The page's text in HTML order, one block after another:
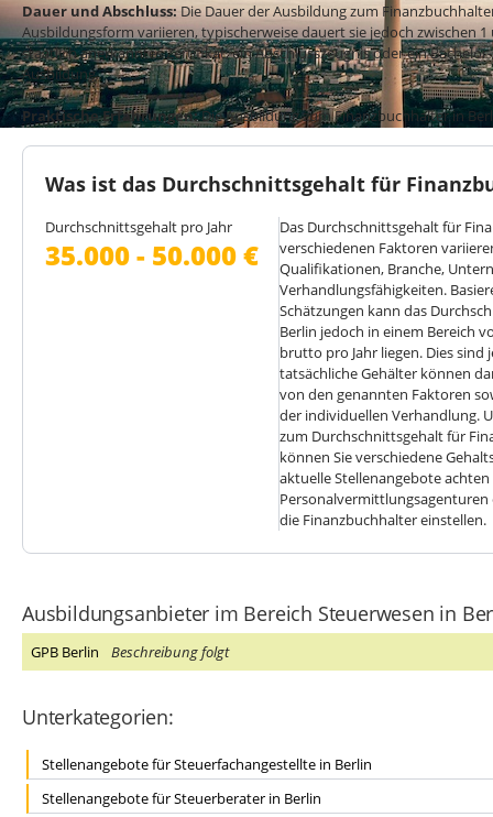
Dauer und Abschluss:Die Dauer der Ausbildung zum
Ausbildungsform variieren, typischerweise dauert sie jedoch zwischen 1
staatlich anerkanntes Zertifikat, ein Abschlusszeugnis oder ein
Ausbildung.
Praktische Erfahrungen:Die Ausbildung zum Finanzbuchhalter in
anzuwenden, sei es durch Praktika, Werkstudententätigkeiten oder
Berufsaussichten und Karrieremöglichkeiten:
in Berlin vielfältige berufliche Perspektiven offen. Finanzbuchhalter
Unternehmen wie Industrie, Handel, Dienstleistungen,
können auch Fortbildungen absolvieren und sich zum Steuerfachwirt,
Die Ausbildung zum
berufliche Weiterbildungen und Spezialisierungen im Bereich
zum/zur Bilanzbuchhalter/in, Steuerfachwirt/in oder Controller/in
Insgesamt bietet die Ausbildung zum Finanzbuchhalter in Berlin eine
im Bereich Rechnungswesen und Finanzen, und Berlin als
den Einstieg und die Weiterentwicklung in diesem Berufsfeld.
Was ist das Durchschnittsgehalt für
Durchschnittsgehalt pro Jahr
35.000 - 50.000 €
Das Durchschnittsgehalt für
verschiedenen Faktoren
Qualifikationen, Branche,
Verhandlungsfähigkeiten.
Schätzungen kann das
Berlin jedoch in einem Bereich
brutto pro Jahr liegen. Dies
tatsächliche Gehälter können
von den genannten Faktoren
der individuellen Verhandlung.
zum Durchschnittsgehalt für
können Sie verschiedene
aktuelle Stellenangebote
die Finanzbuchhalter einstellen.
Ausbildungsanbieter im Bereich Steuerwesen in
GPB Berlin Beschreibung folgt
Unterkategorien:
Stellenangebote für Steuerfachangestellte in Berlin
Stellenangebote für Steuerberater in Berlin